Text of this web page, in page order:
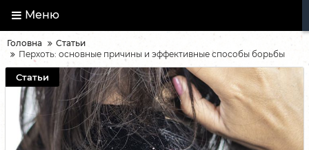
Меню
Головна
Статьи
Перхоть: основные причины и эффективные способы борьбы
Статьи